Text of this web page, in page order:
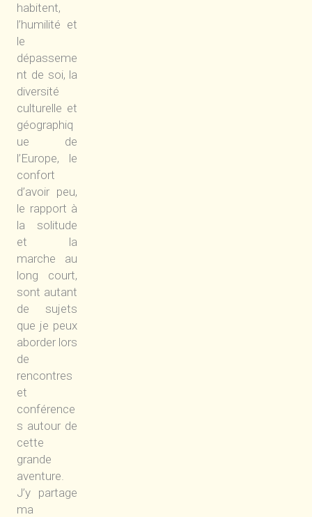
habitent,
l’humilité et
le
dépasseme
nt de soi, la
diversité
culturelle et
géographiq
ue de
l’Europe, le
confort
d’avoir peu,
le rapport à
la solitude
et la
marche au
long court,
sont autant
de sujets
que je peux
aborder lors
de
rencontres
et
conférence
s autour de
cette
grande
aventure.
J’y partage
ma